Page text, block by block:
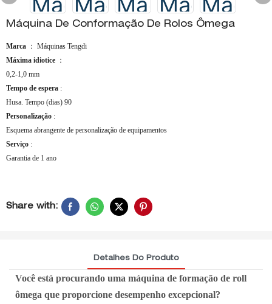
Máquina De Conformação De Rolos Ômega
Marca ： Máquinas Tengdi
Máxima idiotice ：
0,2-1,0 mm
Tempo de espera :
Husa. Tempo (dias) 90
Personalização :
Esquema abrangente de personalização de equipamentos
Serviço :
Garantia de 1 ano
Share with:
Detalhes Do Produto
Você está procurando uma máquina de formação de roll
ômega que proporcione desempenho excepcional?